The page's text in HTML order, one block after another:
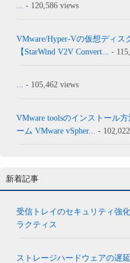
... - 120,586 views
VMware/Hyper-Vの仮想ディス
【StarWind V2V Convert...
-
... - 105,462 views
VMware toolsのインストール
ーム VMware vSpher... -
新着記事
受信トレイのセキュリティ強
ラクティス
ストレージハードウェアの遅